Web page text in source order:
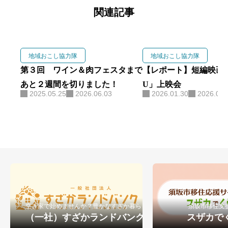
関連記事
地域おこし協力隊
第３回 ワイン＆肉フェスタまで
あと２週間を切りました！
2025.05.25 2026.06.03
地域おこし協力隊
【レポート】短編映
U」上映会
2026.01.30
空き家で始めませんか？豊かなすざか暮らし
（一社）すざかランドバンク
須坂市移住支
スザカで